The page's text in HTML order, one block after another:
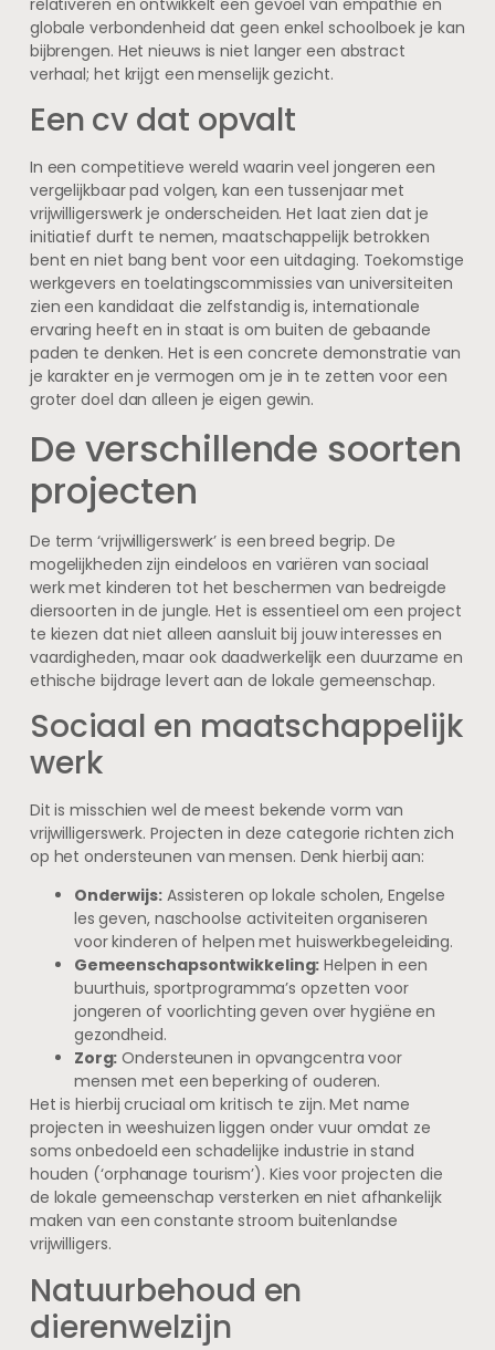
globale verbondenheid dat geen enkel schoolboek je kan
bijbrengen. Het nieuws is niet langer een abstract
verhaal; het krijgt een menselijk gezicht.
Een cv dat opvalt
In een competitieve wereld waarin veel jongeren een
vergelijkbaar pad volgen, kan een tussenjaar met
vrijwilligerswerk je onderscheiden. Het laat zien dat je
initiatief durft te nemen, maatschappelijk betrokken
bent en niet bang bent voor een uitdaging. Toekomstige
werkgevers en toelatingscommissies van universiteiten
zien een kandidaat die zelfstandig is, internationale
ervaring heeft en in staat is om buiten de gebaande
paden te denken. Het is een concrete demonstratie van
je karakter en je vermogen om je in te zetten voor een
groter doel dan alleen je eigen gewin.
De verschillende soorten
projecten
De term ‘vrijwilligerswerk’ is een breed begrip. De
mogelijkheden zijn eindeloos en variëren van sociaal
werk met kinderen tot het beschermen van bedreigde
diersoorten in de jungle. Het is essentieel om een project
te kiezen dat niet alleen aansluit bij jouw interesses en
vaardigheden, maar ook daadwerkelijk een duurzame en
ethische bijdrage levert aan de lokale gemeenschap.
Sociaal en maatschappelijk
werk
Dit is misschien wel de meest bekende vorm van
vrijwilligerswerk. Projecten in deze categorie richten zich
op het ondersteunen van mensen. Denk hierbij aan:
Onderwijs:Assisteren op lokale scholen, Engelse
les geven, naschoolse activiteiten organiseren
voor kinderen of helpen met huiswerkbegeleiding.
Gemeenschapsontwikkeling: Helpen in een
buurthuis, sportprogramma’s opzetten voor
jongeren of voorlichting geven over hygiëne en
gezondheid.
Zorg: Ondersteunen in opvangcentra voor
mensen met een beperking of ouderen.
Het is hierbij cruciaal om kritisch te zijn. Met name
projecten in weeshuizen liggen onder vuur omdat ze
soms onbedoeld een schadelijke industrie in stand
houden (‘orphanage tourism’). Kies voor projecten die
de lokale gemeenschap versterken en niet afhankelijk
maken van een constante stroom buitenlandse
vrijwilligers.
Natuurbehoud en
dierenwelzijn